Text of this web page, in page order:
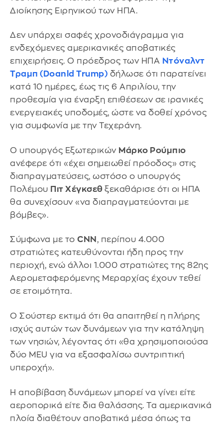
Διοίκησης Ειρηνικού των ΗΠΑ.
Δεν υπάρχει σαφές χρονοδιάγραμμα για
ενδεχόμενες αμερικανικές αποβατικές
επιχειρήσεις. Ο πρόεδρος των ΗΠΑ Ντόναλντ
Τραμπ (Doanld Trump) δήλωσε ότι παρατείνει
κατά 10 ημέρες, έως τις 6 Απριλίου, την
προθεσμία για έναρξη επιθέσεων σε ιρανικές
ενεργειακές υποδομές, ώστε να δοθεί χρόνος
για συμφωνία με την Τεχεράνη.
Ο υπουργός Εξωτερικών Μάρκο Ρούμπιο
ανέφερε ότι «έχει σημειωθεί πρόοδος» στις
διαπραγματεύσεις, ωστόσο ο υπουργός
Πολέμου Πιτ Χέγκσεθ ξεκαθάρισε ότι οι ΗΠΑ
θα συνεχίσουν «να διαπραγματεύονται με
βόμβες».
Σύμφωνα με το CNN , περίπου 4.000
στρατιώτες κατευθύνονται ήδη προς την
περιοχή, ενώ άλλοι 1.000 στρατιώτες της 82ης
Αερομεταφερόμενης Μεραρχίας έχουν τεθεί
σε ετοιμότητα.
Ο Σούστερ εκτιμά ότι θα απαιτηθεί η πλήρης
ισχύς αυτών των δυνάμεων για την κατάληψη
των νησιών, λέγοντας ότι «θα χρησιμοποιούσα
δύο MEU για να εξασφαλίσω συντριπτική
υπεροχή».
Η αποβίβαση δυνάμεων μπορεί να γίνει είτε
αεροπορικά είτε δια θαλάσσης. Τα αμερικανικά
πλοία διαθέτουν αποβατικά μέσα όπως τα